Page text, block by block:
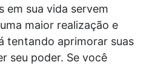
em sua vida servem
maior realização e
tentando aprimorar suas
seu poder. Se você